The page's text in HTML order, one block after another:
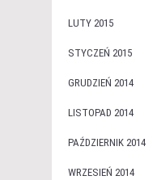
LUTY 2015
STYCZEŃ 2015
GRUDZIEŃ 2014
LISTOPAD 2014
PAŹDZIERNIK 2014
WRZESIEŃ 2014